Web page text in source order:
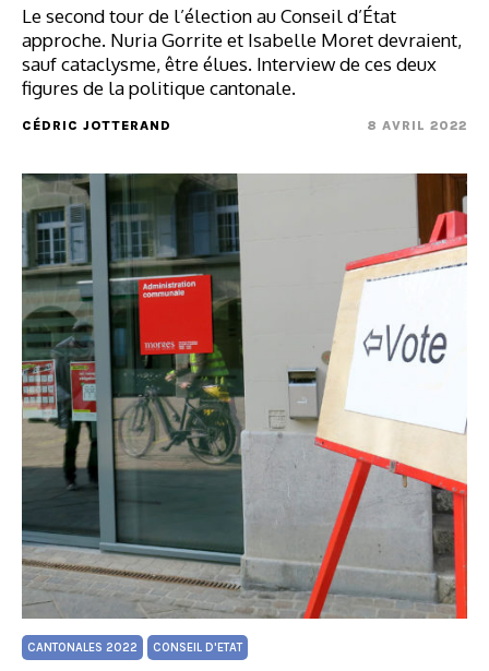
Le second tour de l’élection au Conseil d’État
approche. Nuria Gorrite et Isabelle Moret devraient,
sauf cataclysme, être élues. Interview de ces deux
figures de la politique cantonale.
CÉDRIC JOTTERAND 8 AVRIL 2022
CANTONALES 2022 CONSEIL D'ETAT